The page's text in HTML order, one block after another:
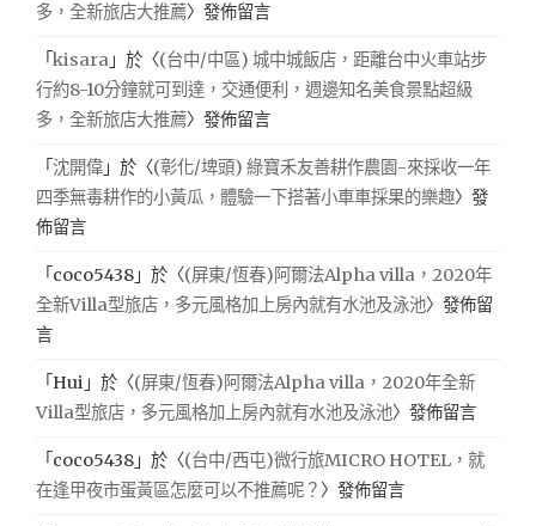
多，全新旅店大推薦〉發佈留言
「kisara 」於〈(台中/中區) 城中城飯店，距離台中火車站步
行約8-10分鐘就可到達，交通便利，週邊知名美食景點超級
多，全新旅店大推薦〉發佈留言
「沈開偉 」於〈(彰化/埤頭) 綠寶禾友善耕作農園-來採收一年
四季無毒耕作的小黃瓜，體驗一下搭著小車車採果的樂趣〉發
佈留言
「 coco5438 」於〈(屏東/恆春)阿爾法Alpha villa，2020年
全新Villa型旅店，多元風格加上房內就有水池及泳池〉發佈留
言
「Hui 」於〈(屏東/恆春)阿爾法Alpha villa，2020年全新
Villa型旅店，多元風格加上房內就有水池及泳池〉發佈留言
「 coco5438 」於〈(台中/西屯)微行旅MICRO HOTEL，就
在逢甲夜市蛋黃區怎麼可以不推薦呢？ 〉發佈留言